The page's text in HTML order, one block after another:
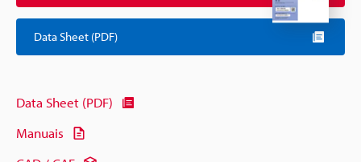
Data Sheet (PDF)
Data Sheet (PDF)
Manuais